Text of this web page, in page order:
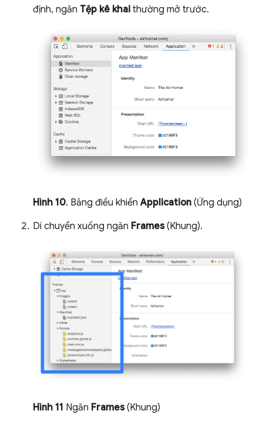
định, ngăn Tệp kê khai thường mở trước.
Hình 10. Bảng điều khiểnApplication (Ứng dụng)
Di chuyển xuống ngăn Frames(Khung).
Hình 11 Ngăn Frames(Khung)